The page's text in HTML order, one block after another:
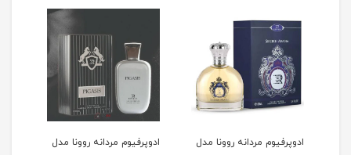
ادوپرفیوم مردانه روونا مدل
ادوپرفیوم مردانه روونا مدل